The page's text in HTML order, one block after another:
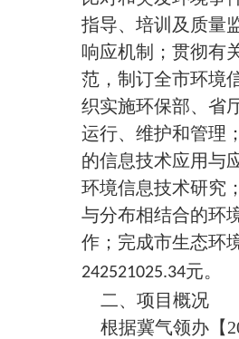
指导、培训及质量
响应机制；贯彻有
范，制订全市环境
织实施环保部、省
运行、维护和管理
的信息技术应用与
环境信息技术研究
与分布相结合的环
作；完成市生态环
242521025.34元。
二、项目概况
根据冀气领办【